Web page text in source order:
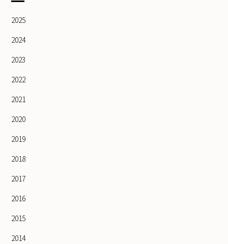
2025
2024
2023
2022
2021
2020
2019
2018
2017
2016
2015
2014